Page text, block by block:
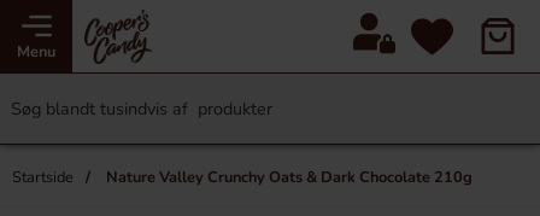
Menu
Startside Nature Valley Crunchy Oats & Dark Chocolate 210g